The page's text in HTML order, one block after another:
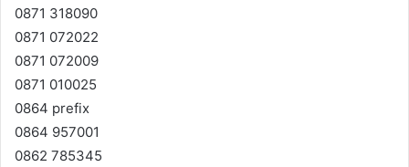
0871 318090
0871 072022
0871 072009
0871 010025
0864 prefix
0864 957001
0862 785345